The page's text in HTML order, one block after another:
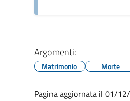
Argomenti:
Matrimonio Morte
Pagina aggiornata il 01/